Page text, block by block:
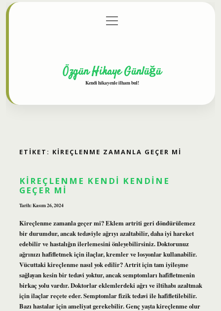
Gizlilik Politikası
menüyü
aç
Özgün Hikaye Günlüğü
Kendi hikayenle ilham bul!
ETIKET: KIREÇLENME ZAMANLA GEÇER MI
KIREÇLENME KENDI KENDINE
GEÇER MI
Tarih: Kasım 26, 2024
Kireçlenme zamanla geçer mi? Eklem artriti geri döndürülemez
bir durumdur, ancak tedaviyle ağrıyı azaltabilir, daha iyi hareket
edebilir ve hastalığın ilerlemesini önleyebilirsiniz. Doktorunuz
ağrınızı hafifletmek için ilaçlar, kremler ve losyonlar kullanabilir.
Vücuttaki kireçlenme nasıl yok edilir? Artrit için tam iyileşme
sağlayan kesin bir tedavi yoktur, ancak semptomları hafifletmenin
birkaç yolu vardır. Doktorlar eklemlerdeki ağrı ve iltihabı azaltmak
için ilaçlar reçete eder. Semptomlar fizik tedavi ile hafifletilebilir.
Bazı hastalar için ameliyat gerekebilir. Genç yaşta kireçlenme olur